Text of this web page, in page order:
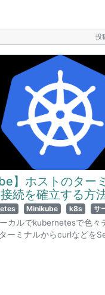
投
】ホストのター
続を確立する方
Minikube k8s サ
カルでkubernetesで色々
ーミナルからcurlなどを